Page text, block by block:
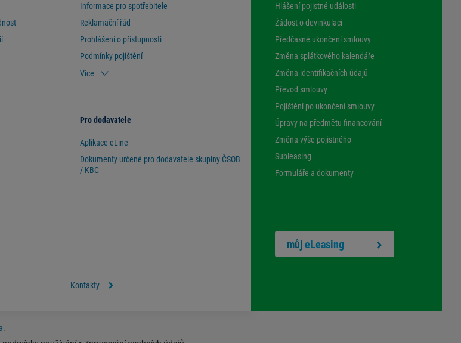
Informace pro spotřebitele
Reklamační řád
Prohlášení o přístupnosti
Podmínky pojištění
Více
Pro dodavatele
Aplikace eLine
Dokumenty určené pro dodavatele skupiny ČSOB
/ KBC
Hlášení pojistné události
Žádost o devinkulaci
Předčasné ukončení smlouvy
Změna splátkového kalendáře
Změna identifikačních údajů
Převod smlouvy
Pojištění po ukončení smlouvy
Úpravy na předmětu financování
Změna výše pojistného
Subleasing
Formuláře a dokumenty
můjeLeasing
Kontakty